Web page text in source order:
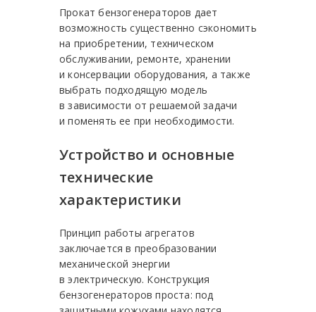
Прокат бензогенераторов дает
возможность существенно сэкономить
на приобретении, техническом
обслуживании, ремонте, хранении
и консервации оборудования, а также
выбрать подходящую модель
в зависимости от решаемой задачи
и поменять ее при необходимости.
Устройство и основные
технические
характеристики
Принцип работы агрегатов
заключается в преобразовании
механической энергии
в электрическую. Конструкция
бензогенераторов проста: под